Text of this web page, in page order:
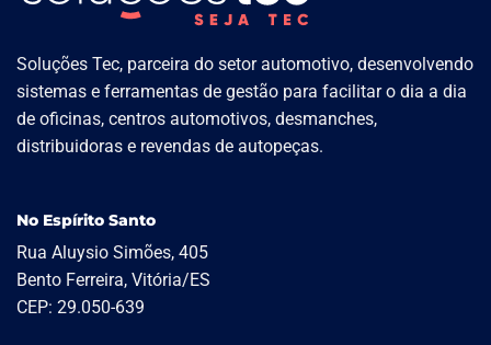
Soluções Tec, parceira do setor automotivo, desenvolvendo
sistemas e ferramentas de gestão para facilitar o dia a dia
de oficinas, centros automotivos, desmanches,
distribuidoras e revendas de autopeças.
No Espírito Santo
Rua Aluysio Simões, 405
Bento Ferreira, Vitória/ES
CEP: 29.050-639